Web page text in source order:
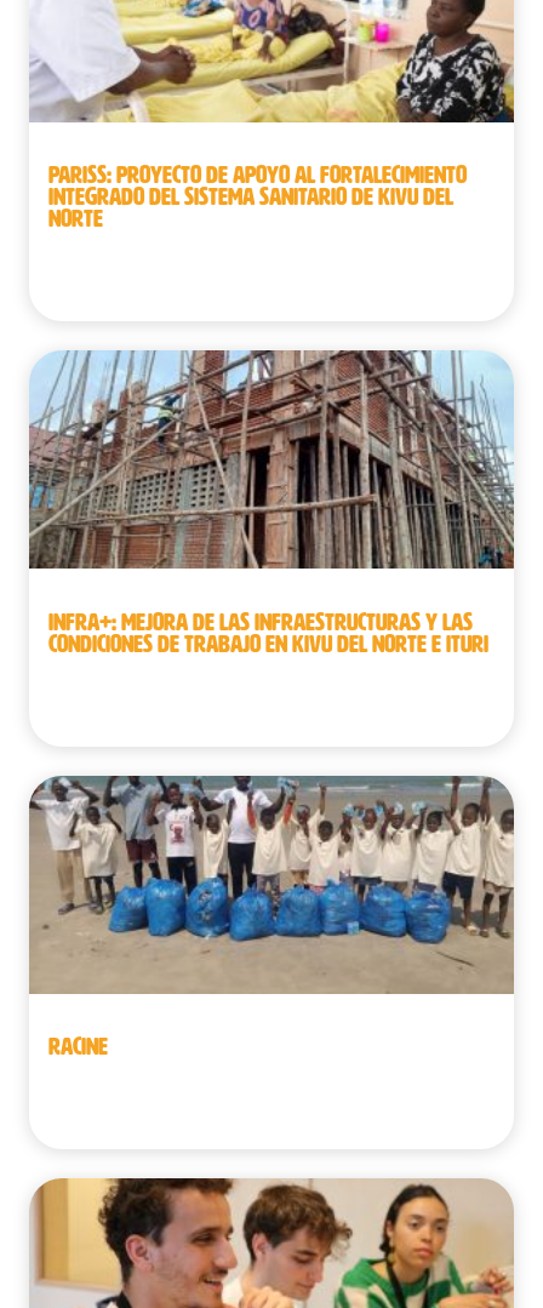
PARISS: PROYECTO DE APOYO AL FORTALECIMIENTO
INTEGRADO DEL SISTEMA SANITARIO DE KIVU DEL
NORTE
INFRA+: MEJORA DE LAS INFRAESTRUCTURAS Y LAS
CONDICIONES DE TRABAJO EN KIVU DEL NORTE E ITURI
RACINE